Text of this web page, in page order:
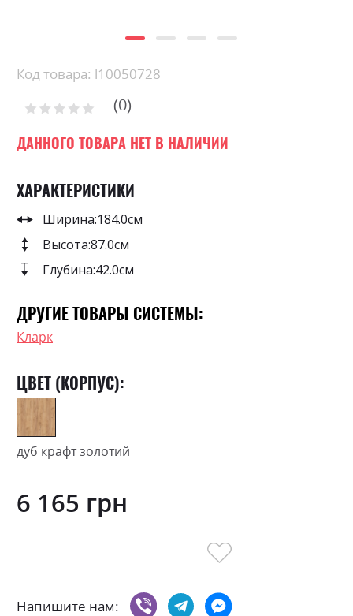
Skip
the
of
the
gallery
Код товара: l10050728
Рейтинг: 0
ДАННОГО ТОВАРА НЕТ В НАЛИЧИИ
ХАРАКТЕРИСТИКИ
Ширина:184.0см
Высота:87.0см
Глубина:42.0см
ДРУГИЕ ТОВАРЫ СИСТЕМЫ:
Кларк
ЦВЕТ (КОРПУС):
дуб крафт золотий
6 165 грн
Напишите нам: